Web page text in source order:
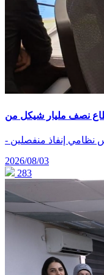
نظامي إنفاذ منفصلين
2026/08/03
283